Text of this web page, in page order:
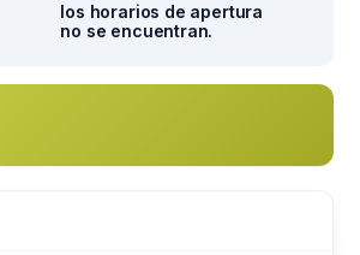
los horarios de apertura
no se encuentran.